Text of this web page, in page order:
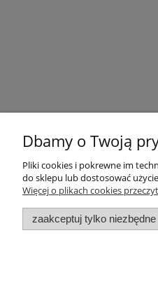
Informacje
Składy i środki
Dbamy o Twoją
Pliki cookies i pokrewne im
do sklepu lub dostosować
Więcej o plikach cookies
zaakceptuj tylko niezbędne